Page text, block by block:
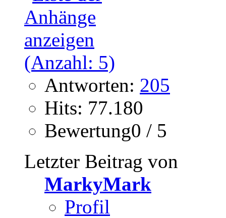
Antworten: 205
Hits: 77.180
Bewertung0 / 5
Letzter Beitrag von
MarkyMark
Profil